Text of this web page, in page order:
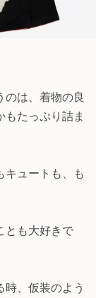
のは、着物の良
もたっぷり詰ま
キュートも、も
とも大好きで
時、仮装のよう